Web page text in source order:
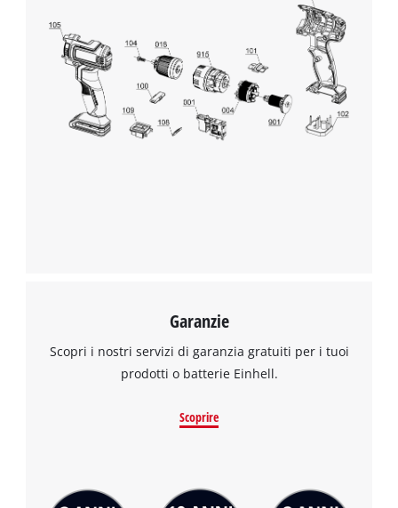
Garanzie
Scopri i nostri servizi di garanzia gratuiti per i tuoi
prodotti o batterie Einhell.
Scoprire